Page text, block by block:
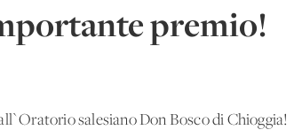
premio!
salesiano Don Bosco di Chioggia!